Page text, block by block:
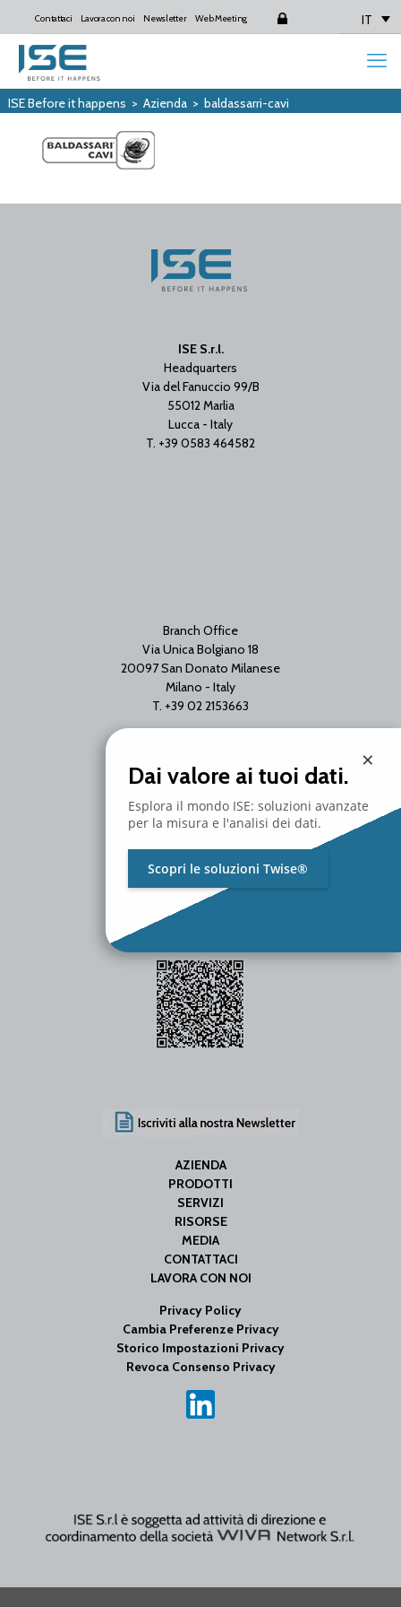
Contattaci Lavora con noi Newsletter Web Meeting IT
ISE Before it happens > Azienda> baldassarri-cavi
ISE S.r.l.
Headquarters
Via del Fanuccio 99/B
55012 Marlia
Lucca - Italy
T. +39 0583 464582
Branch Office
Via Unica Bolgiano 18
20097 San Donato Milanese
Milano - Italy
T. +39 02 2153663
P.Iva / C.F. 01642060469
SDI Code: SUBM70N
AZIENDA
PRODOTTI
SERVIZI
RISORSE
MEDIA
CONTATTACI
LAVORA CON NOI
Privacy Policy
Cambia Preferenze Privacy
Storico Impostazioni Privacy
Revoca Consenso Privacy
×
Dai valore ai tuoi dati.
Esplora il mondo ISE: soluzioni avanzate
per la misura e l'analisi dei dati.
Scopri le soluzioni Twise®